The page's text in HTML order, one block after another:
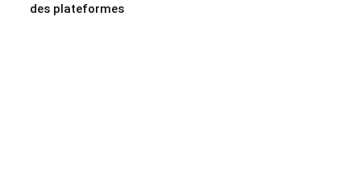
des plateformes